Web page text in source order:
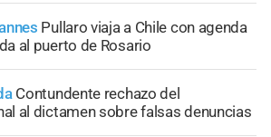
Pullaro viaja a Chile con agenda
al puerto de Rosario
Contundente rechazo del
al dictamen sobre falsas denuncias